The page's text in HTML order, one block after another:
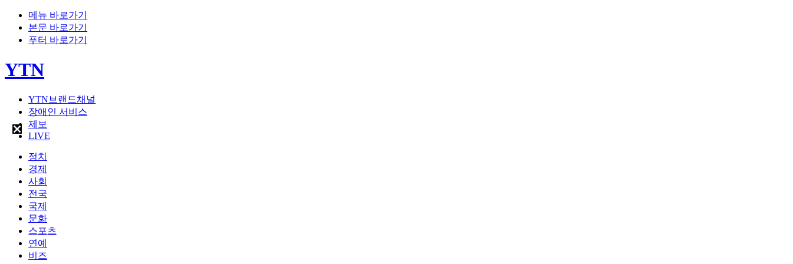
메뉴 바로가기
본문 바로가기
푸터 바로가기
YTN
YTN브랜드채널
장애인 서비스
제보
LIVE
정치
경제
사회
전국
국제
문화
스포츠
연예
비즈